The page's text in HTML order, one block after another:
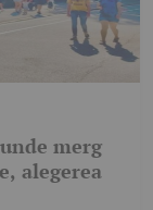
merg
alegerea